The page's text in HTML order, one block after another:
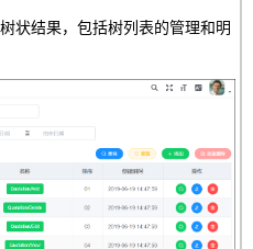
状结果，包括树列表的管理和明